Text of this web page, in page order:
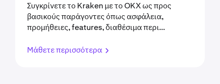
Συγκρίνετε το Kraken με το OKX ως προς
βασικούς παράγοντες όπως ασφάλεια,
προμήθειες, features, διαθέσιμα περι...
Μάθετε περισσότερα